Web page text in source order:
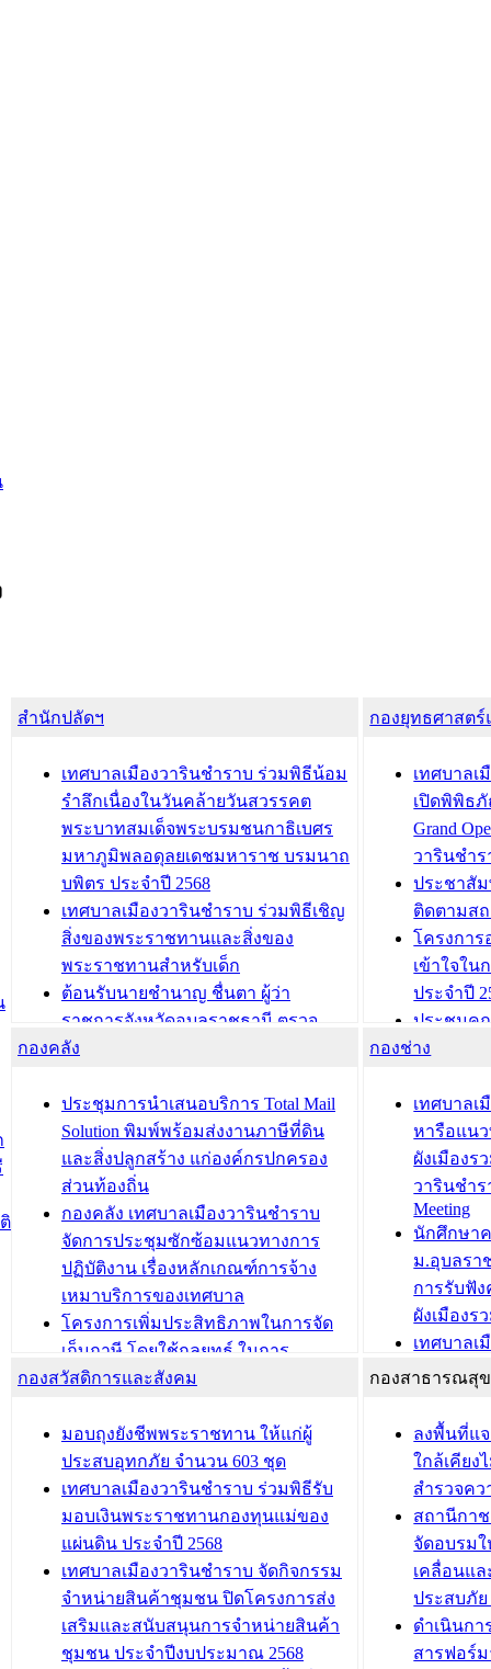
สำนักปลัดฯ
เทศบาลเมืองวารินชำราบ ร่วมพิธีน้อม
รำลึกเนื่องในวันคล้ายวันสวรรคต
พระบาทสมเด็จพระบรมชนกาธิเบศร
มหาภูมิพลอดุลยเดชมหาราช บรมนาถ
บพิตร ประจำปี 2568
เทศบาลเมืองวารินชำราบ ร่วมพิธีเชิญ
สิ่งของพระราชทานและสิ่งของ
พระราชทานสำหรับเด็ก
ต้อนรับนายชำนาญ ชื่นตา ผู้ว่า
ราชการจังหวัดอุบลราชธานี ตรวจ
ความเรียบร้อยของสถานที่ในการเตรี
องคมนตรี
สำนักทะเบียนท้องถิ่นเทศบาลเมือง
วารินชำราบ ดำเนินการมอบทะเบียน
บ้าน ทร.14 และบัตรประจำตัว
ประชาชนบุคคลประเภท 8 แก่บุคคลที่
ได้รับการเพิ่มชื่อในทะเบียนบ้าน
(ท.ร.14) กรณีคนไม่มีสัญชาติไทยได้รับ
อนุญาตให้มีถิ่นที่อยู่
ประชุมคณะกรรมการประเมินผลการ
ควบคุมภายในของ สำนัก/กอง/
โรงเรียน/ศูนย์พัฒนาเด็กเล็ก/สถานธนา
บทความ อื่นๆ ...
กองยุทธศาสต
เทศบาลเ
เปิดพิพิธภั
Grand
วารินชำร
ประชาสัม
ติดตามส
โครงกา
เข้าใจใน
ประจำปี
ประชุมค
ความเสี่ย
ประชุมที
ชีวา สร้า
ขับเคลื่อน
“เมืองแห่
บทความ อื่นๆ ...
กองคลัง
ประชุมการนำเสนอบริการ Total Mail
Solution พิมพ์พร้อมส่งงานภาษีที่ดิน
และสิ่งปลูกสร้าง แก่องค์กรปกครอง
ส่วนท้องถิ่น
กองคลัง เทศบาลเมืองวารินชำราบ
จัดการประชุมซักซ้อมแนวทางการ
ปฏิบัติงาน เรื่องหลักเกณฑ์การจ้าง
เหมาบริการของเทศบาล
โครงการเพิ่มประสิทธิภาพในการจัด
เก็บภาษี โดยใช้กลยุทธ์ ในการ
พัฒนาการจัดเก็บรายได้ ประจำปี พ.ศ.
เทศบาลเมืองวารินชำราบ ร่วมการ
ประชุมวิชาการระดับนานาชาติและ
นิทรรศการด้านนวัตกรรมท้องถิ่น 2568
และรับรางวัลทีมนักวิจัยดีเด่นจาก
นวัตกรรมโครงการทะเบียนภาษีป้าย
ประชุมผู้เช่าอาคารพาณิชย์ บริเวณ
ถนนเกษมสุขและถนนประทุมเทพภักดี
บทความ อื่นๆ ...
กองช่าง
เทศบาลเ
หารือแน
ผังเมืองร
วารินชำร
Meeting
นักศึกษา
ม.อุบลรา
การรับฟั
ผังเมืองร
เทศบาลเ
โครงการ
เทศบาล
รับฟังคว
ผังเมือง
วารินชำ
เทศบาล
ซักซ้อมแ
ประโยช
บทความ อื่นๆ ...
กองสวัสดิการและสังคม
มอบถุงยังชีพพระราชทาน ให้แก่ผู้
ประสบอุทกภัย จำนวน 603 ชุด
เทศบาลเมืองวารินชำราบ ร่วมพิธีรับ
มอบเงินพระราชทานกองทุนแม่ของ
แผ่นดิน ประจำปี 2568
เทศบาลเมืองวารินชำราบ จัดกิจกรรม
จำหน่ายสินค้าชุมชน ปิดโครงการส่ง
เสริมและสนับสนุนการจำหน่ายสินค้า
ชุมชน ประจำปีงบประมาณ 2568
กองสาธารณสุ
ลงพื้นที่แ
ใกล้เคียง
สำรวจค
สถานีกา
จัดอบรม
เคลื่อนแ
ประสบภั
ดำเนินกา
สารฟอร์